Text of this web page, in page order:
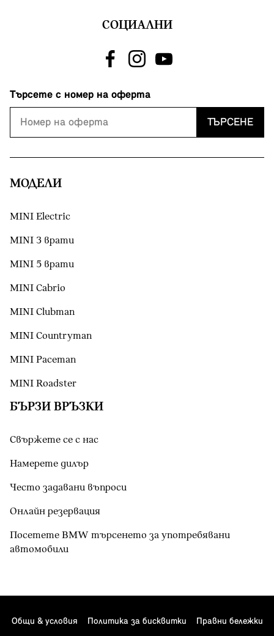
СОЦИАЛНИ
Търсете с номер на оферта
ТЪРСЕНЕ
МОДЕЛИ
MINI Electric
MINI 3 врати
MINI 5 врати
MINI Cabrio
MINI Clubman
MINI Countryman
MINI Paceman
MINI Roadster
БЪРЗИ ВРЪЗКИ
Свържете се с нас
Намерете дилър
Често задавани въпроси
Онлайн резервация
Посетете BMW търсенето за употребявани
автомобили
Общи & условия Политика за бисквитки Правни бележки